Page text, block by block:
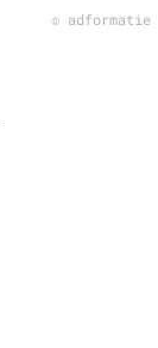
© adformatie